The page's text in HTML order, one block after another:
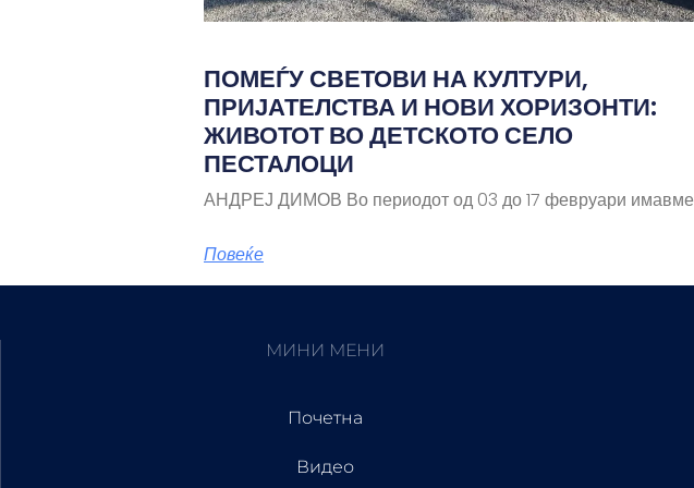
ПОМЕЃУ СВЕТОВИ НА КУЛТУРИ,
ПРИЈАТЕЛСТВА И НОВИ ХОРИЗОНТИ:
ЖИВОТОТ ВО ДЕТСКОТО СЕЛО
ПЕСТАЛОЦИ
АНДРЕЈ ДИМОВ Во периодот од 03 до 17 февруари имавме
Повеќе
МИНИ МЕНИ
Почетна
Видео